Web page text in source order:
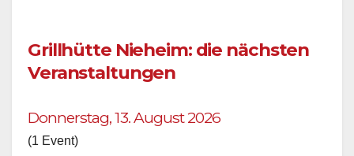
Grillhütte Nieheim: die nächsten
Veranstaltungen
Donnerstag, 13. August 2026
(1 Event)